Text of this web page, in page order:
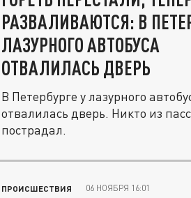
РАЗВАЛИВАЮТСЯ: В
ЛАЗУРНОГО АВТОБУСА
ОТВАЛИЛАСЬ ДВЕРЬ
В Петербурге у лазурного
отвалилась дверь. Никто из
пострадал.
ПРОИСШЕСТВИЯ 06 НОЯБРЯ 16:01